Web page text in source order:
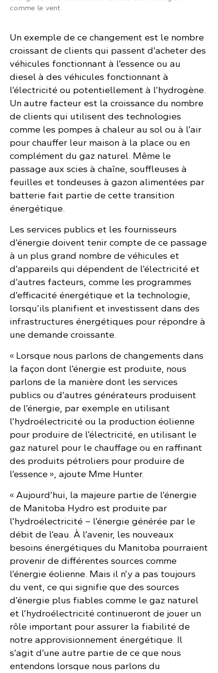
comme le vent.
Un exemple de ce changement est le nombre
croissant de clients qui passent d’acheter des
véhicules fonctionnant à l’essence ou au
diesel à des véhicules fonctionnant à
l’électricité ou potentiellement à l’hydrogène.
Un autre facteur est la croissance du nombre
de clients qui utilisent des technologies
comme les pompes à chaleur au sol ou à l’air
pour chauffer leur maison à la place ou en
complément du gaz naturel. Même le
passage aux scies à chaîne, souffleuses à
feuilles et tondeuses à gazon alimentées par
batterie fait partie de cette transition
énergétique.
Les services publics et les fournisseurs
d’énergie doivent tenir compte de ce passage
à un plus grand nombre de véhicules et
d’appareils qui dépendent de l’électricité et
d’autres facteurs, comme les programmes
d’efficacité énergétique et la technologie,
lorsqu’ils planifient et investissent dans des
infrastructures énergétiques pour répondre à
une demande croissante.
« Lorsque nous parlons de changements dans
la façon dont l’énergie est produite, nous
parlons de la manière dont les services
publics ou d’autres générateurs produisent
de l’énergie, par exemple en utilisant
l’hydroélectricité ou la production éolienne
pour produire de l’électricité, en utilisant le
gaz naturel pour le chauffage ou en raffinant
des produits pétroliers pour produire de
l’essence », ajoute Mme Hunter.
« Aujourd’hui, la majeure partie de l’énergie
de Manitoba Hydro est produite par
l’hydroélectricité – l’énergie générée par le
débit de l’eau. À l’avenir, les nouveaux
besoins énergétiques du Manitoba pourraient
provenir de différentes sources comme
l’énergie éolienne. Mais il n’y a pas toujours
du vent, ce qui signifie que des sources
d’énergie plus fiables comme le gaz naturel
et l’hydroélectricité continueront de jouer un
rôle important pour assurer la fiabilité de
notre approvisionnement énergétique. Il
s’agit d’une autre partie de ce que nous
entendons lorsque nous parlons du